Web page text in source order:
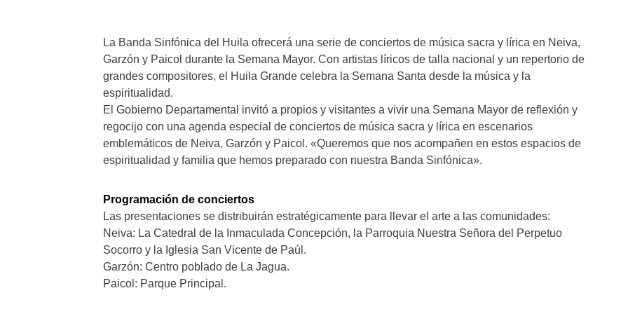
La Banda Sinfónica del Huila ofrecerá una serie de conciertos de música sacra y lírica en Neiva,
Garzón y Paicol durante la Semana Mayor. Con artistas líricos de talla nacional y un repertorio de
grandes compositores, el Huila Grande celebra la Semana Santa desde la música y la
espiritualidad.
El Gobierno Departamental invitó a propios y visitantes a vivir una Semana Mayor de reflexión y
regocijo con una agenda especial de conciertos de música sacra y lírica en escenarios
emblemáticos de Neiva, Garzón y Paicol. «Queremos que nos acompañen en estos espacios de
espiritualidad y familia que hemos preparado con nuestra Banda Sinfónica».
Programación de conciertos
Las presentaciones se distribuirán estratégicamente para llevar el arte a las comunidades:
Neiva: La Catedral de la Inmaculada Concepción, la Parroquia Nuestra Señora del Perpetuo
Socorro y la Iglesia San Vicente de Paúl.
Garzón: Centro poblado de La Jagua.
Paicol: Parque Principal.